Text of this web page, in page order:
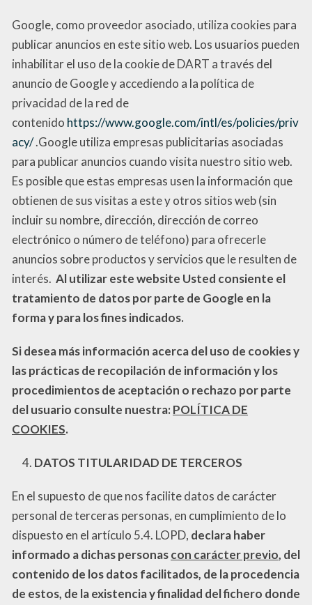
Google, como proveedor asociado, utiliza cookies para
publicar anuncios en este sitio web. Los usuarios pueden
inhabilitar el uso de la cookie de DART a través del
anuncio de Google y accediendo a la política de
privacidad de la red de
contenido https://www.google.com/intl/es/policies/priv
acy/.Google utiliza empresas publicitarias asociadas
para publicar anuncios cuando visita nuestro sitio web.
Es posible que estas empresas usen la información que
obtienen de sus visitas a este y otros sitios web (sin
incluir su nombre, dirección, dirección de correo
electrónico o número de teléfono) para ofrecerle
anuncios sobre productos y servicios que le resulten de
interés. Al utilizar este website Usted consiente el
tratamiento de datos por parte de Google en la
forma y para los fines indicados.
Si desea más información acerca del uso de cookies y
las prácticas de recopilación de información y los
procedimientos de aceptación o rechazo por parte
del usuario consulte nuestra: POLÍTICA DE
COOKIES.
DATOS TITULARIDAD DE TERCEROS
En el supuesto de que nos facilite datos de carácter
personal de terceras personas, en cumplimiento de lo
dispuesto en el artículo 5.4. LOPD, declara haber
informado a dichas personascon carácter previo, del
contenido de los datos facilitados, de la procedencia
de estos, de la existencia y finalidad del fichero donde